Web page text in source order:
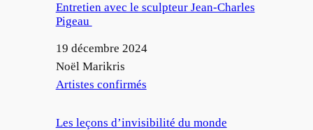
Entretien avec le sculpteur Jean-Charles
Pigeau
Date
19 décembre 2024
Auteur
Noël Marikris
Par rapport à
Artistes confirmés
Les leçons d’invisibilité du monde